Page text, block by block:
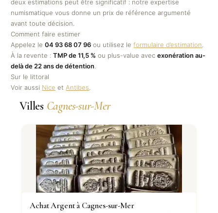
deux estimations peut être significatif : notre expertise
numismatique vous donne un prix de référence argumenté
avant toute décision.
Comment faire estimer
Appelez le04 93 68 07 96 ou utilisez leformulaire d’estimation.
À la revente :TMP de 11,5 % ou plus-value avecexonération au-
delà de 22 ans de détention.
Sur le littoral
Voir aussi Nice etAntibes.
Villes Cagnes-sur-Mer
Achat Argent à Cagnes-sur-Mer